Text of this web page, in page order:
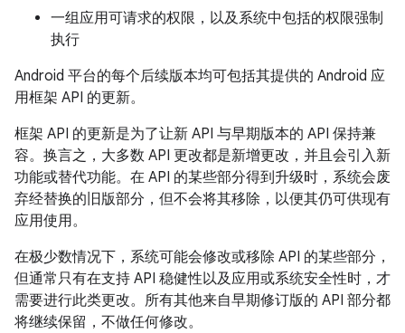
一组应用可请求的权限，以及系统中包括的权限强制
执行
Android 平台的每个后续版本均可包括其提供的 Android 应
用框架 API 的更新。
框架 API 的更新是为了让新 API 与早期版本的 API 保持兼
容。换言之，大多数 API 更改都是新增更改，并且会引入新
功能或替代功能。在 API 的某些部分得到升级时，系统会废
弃经替换的旧版部分，但不会将其移除，以便其仍可供现有
应用使用。
在极少数情况下，系统可能会修改或移除 API 的某些部分，
但通常只有在支持 API 稳健性以及应用或系统安全性时，才
需要进行此类更改。所有其他来自早期修订版的 API 部分都
将继续保留，不做任何修改。